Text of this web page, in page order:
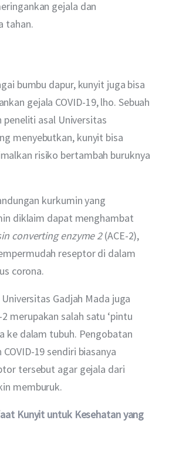
gejala dan
tahan.
bumbu dapur, kunyit juga bisa
gejala COVID-19, lho. Sebuah
asal Universitas
menyebutkan, kunyit bisa
risiko bertambah buruknya
kurkumin yang
diklaim dapat menghambat
converting enzyme 2 (ACE-2),
reseptor di dalam
corona.
Gadjah Mada juga
merupakan salah satu ‘pintu
ke dalam tubuh. Pengobatan
19 sendiri biasanya
tersebut agar gejala dari
memburuk.
Kunyit untuk Kesehatan yang